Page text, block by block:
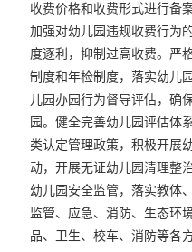
收费价格和收费形式进行备
加强对幼儿园违规收费行为
度逐利，抑制过高收费。严
制度和年检制度，落实幼儿
儿园办园行为督导评估，确
园。健全完善幼儿园评估体
类认定管理政策，积极开展
动，开展无证幼儿园清理整
幼儿园安全监管，落实教体
监管、应急、消防、生态环
品、卫生、校车、消防等各